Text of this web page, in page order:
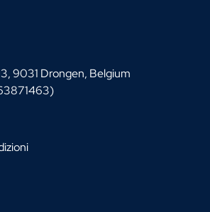
9031 Drongen, Belgium